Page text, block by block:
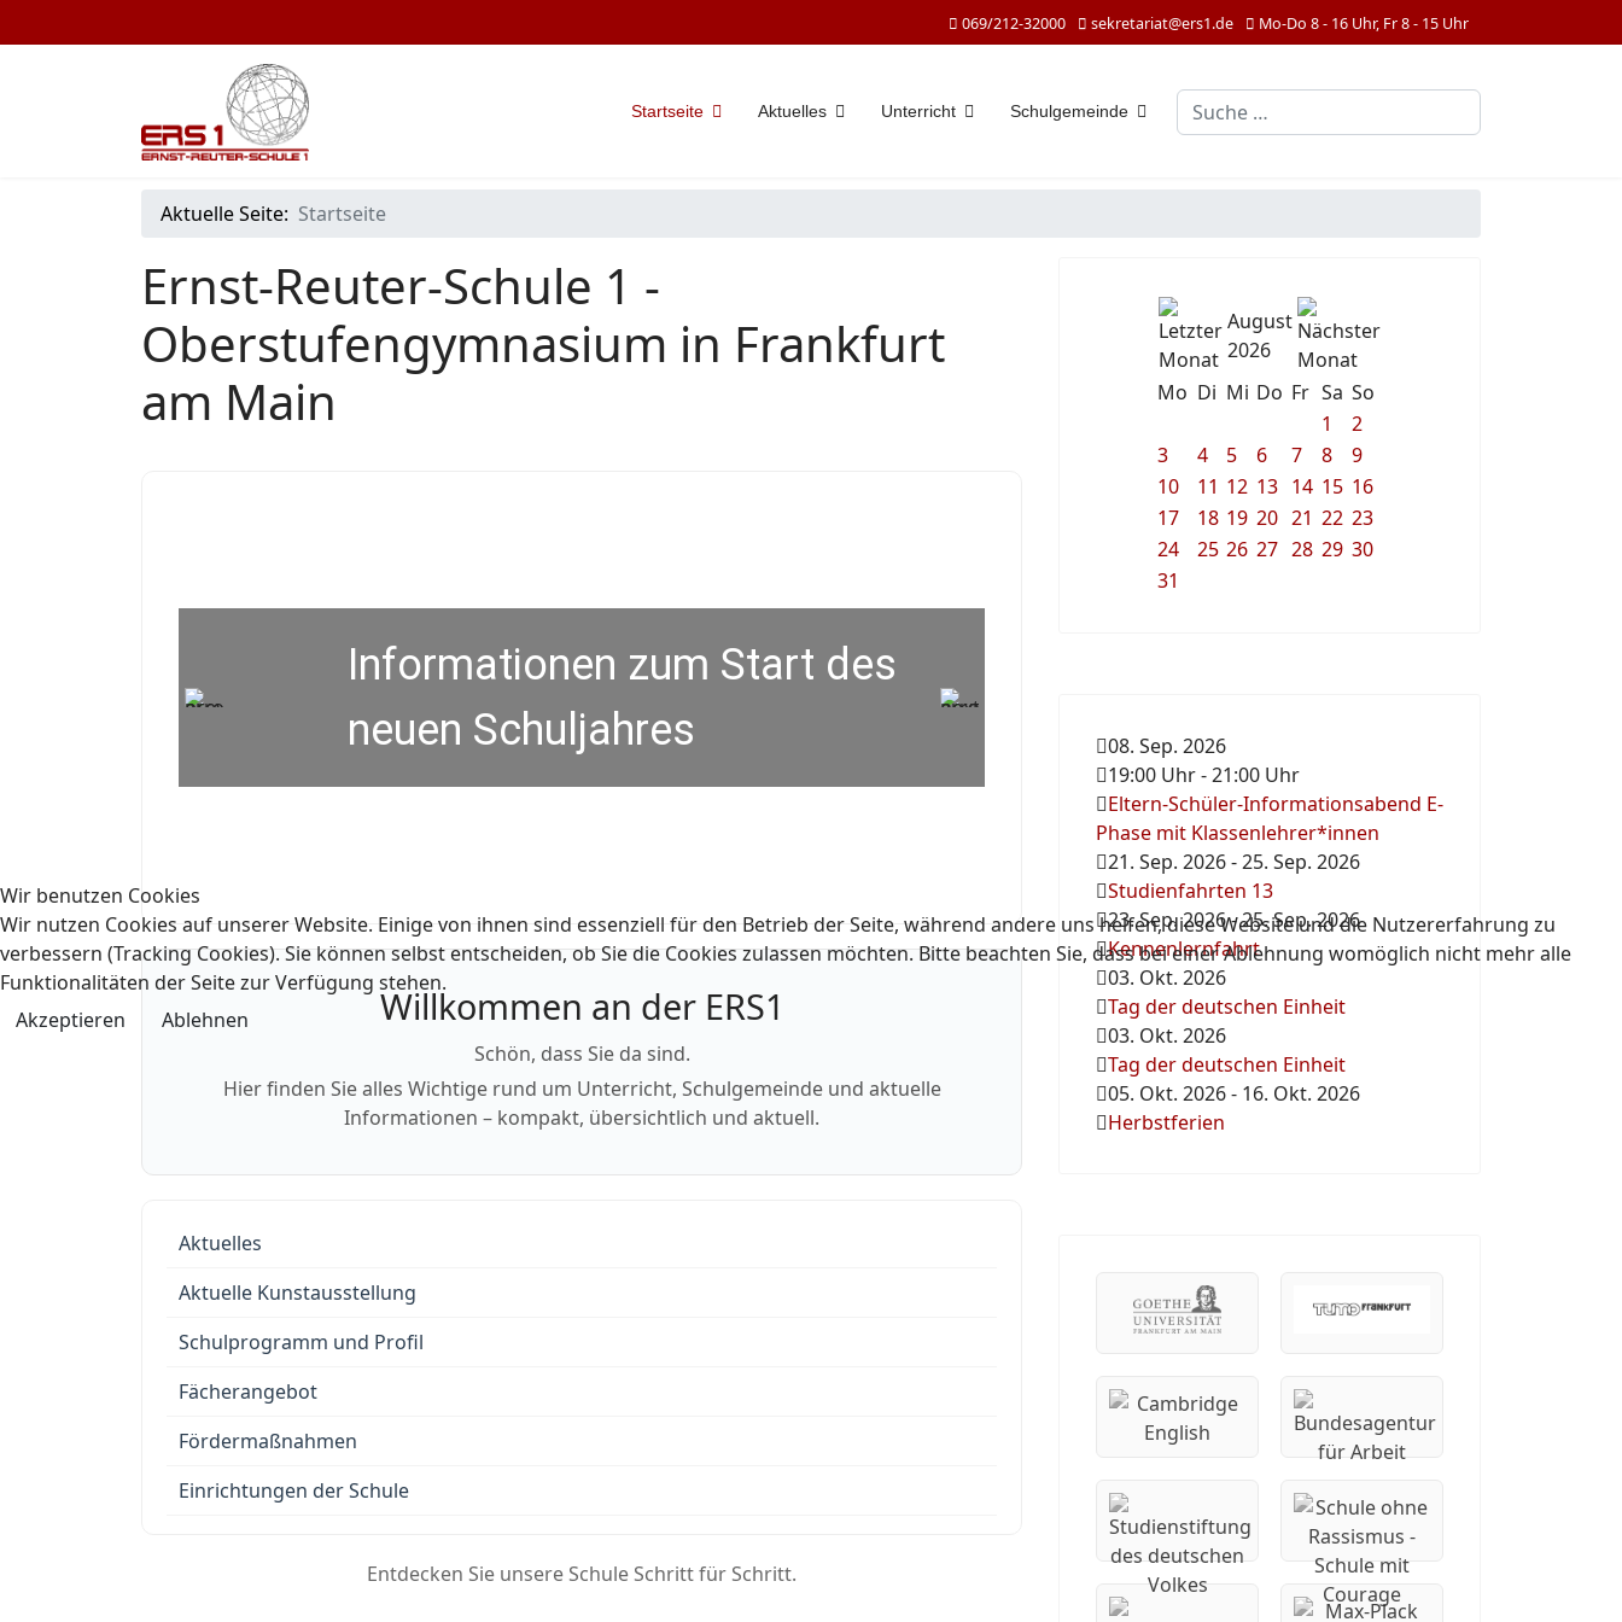
069/212-32000 sekretariat@ers1.de Mo-Do 8 - 16 Uhr, Fr 8 - 15 Uhr
Startseite Aktuelles Unterricht Schulgemeinde Suchen
Aktuelle Seite: Startseite
Ernst-Reuter-Schule 1 -
Oberstufengymnasium in Frankfurt
am Main
Informationen zum Start des
neuen Schuljahres
Willkommen an der ERS1
Schön, dass Sie da sind.
Hier finden Sie alles Wichtige rund um Unterricht, Schulgemeinde und aktuelle
Informationen – kompakt, übersichtlich und aktuell.
Aktuelles
Aktuelle Kunstausstellung
Schulprogramm und Profil
Fächerangebot
Fördermaßnahmen
Einrichtungen der Schule
Entdecken Sie unsere Schule Schritt für Schritt.
August
2026
Mo Di Mi Do Fr Sa So
1
2
3
4 5 6 7 8
9
10
11 12 13 14 15 16
17
18 19 20 21 22 23
24
25 26 27 28 29 30
31
08. Sep. 2026
19:00 Uhr-21:00 Uhr
Eltern-Schüler-Informationsabend E-
Phase mit Klassenlehrer*innen
21. Sep. 2026-25. Sep. 2026
Studienfahrten 13
23. Sep. 2026-25. Sep. 2026
Kennenlernfahrt
03. Okt. 2026
Tag der deutschen Einheit
03. Okt. 2026
Tag der deutschen Einheit
05. Okt. 2026- 16. Okt. 2026
Herbstferien
Wir benutzen Cookies
Wir nutzen Cookies auf unserer Website. Einige von ihnen sind essenziell für den Betrieb der Seite, während andere uns helfen, diese Website und die Nutzererfahrung zu
verbessern (Tracking Cookies). Sie können selbst entscheiden, ob Sie die Cookies zulassen möchten. Bitte beachten Sie, dass bei einer Ablehnung womöglich nicht mehr alle
Funktionalitäten der Seite zur Verfügung stehen.
Akzeptieren
Ablehnen